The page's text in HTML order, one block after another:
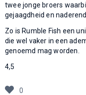
twee jonge broers
gejaagdheid en
Zo is Rumble Fish een
die wel vaker in een
genoemd mag worden.
4,5
0